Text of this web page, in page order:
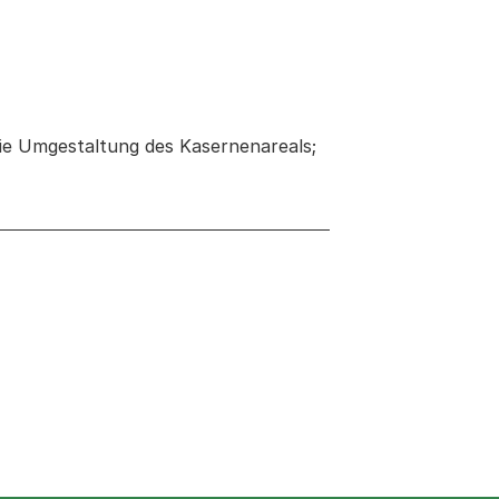
des Kasernenareals;